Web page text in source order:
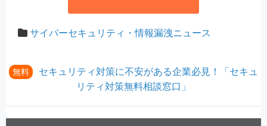
サイバーセキュリティ・情報漏洩ニュース
無料
セキュリティ対策に不安がある企業必見！「セキュ
リティ対策無料相談窓口」